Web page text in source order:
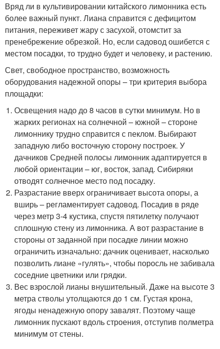
Вряд ли в культивировании китайского лимонника есть
более важный пункт. Лиана справится с дефицитом
питания, переживет жару с засухой, отомстит за
пренебрежение обрезкой. Но, если садовод ошибется с
местом посадки, то трудно будет и человеку, и растению.
Свет, свободное пространство, возможность
оборудования надежной опоры – три критерия выбора
площадки:
Освещения надо до 8 часов в сутки минимум. Но в
жарких регионах на солнечной – южной – стороне
лимоннику трудно справится с пеклом. Выбирают
западную либо восточную сторону построек. У
дачников Средней полосы лимонник адаптируется в
любой ориентации – юг, восток, запад. Сибиряки
отводят солнечное место под посадку.
Разрастание вверх ограничивает высота опоры, а
вширь – регламентирует садовод. Посадив в ряде
через метр 3-4 кустика, спустя пятилетку получают
сплошную стену из лимонника. А вот разрастание в
стороны от заданной при посадке линии можно
ограничить изначально: дачник оценивает, насколько
позволить лиане «гулять», чтобы поросль не забивала
соседние цветники или грядки.
Вес взрослой лианы внушительный. Даже на высоте 3
метра стволы утолщаются до 1 см. Густая крона,
ягоды ненадежную опору завалят. Поэтому чаще
лимонник пускают вдоль строения, отступив полметра
минимум от стены.